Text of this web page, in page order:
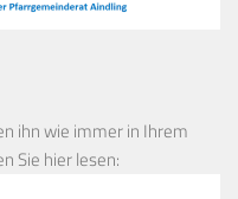
ihn wie immer in Ihrem
Sie hier lesen: